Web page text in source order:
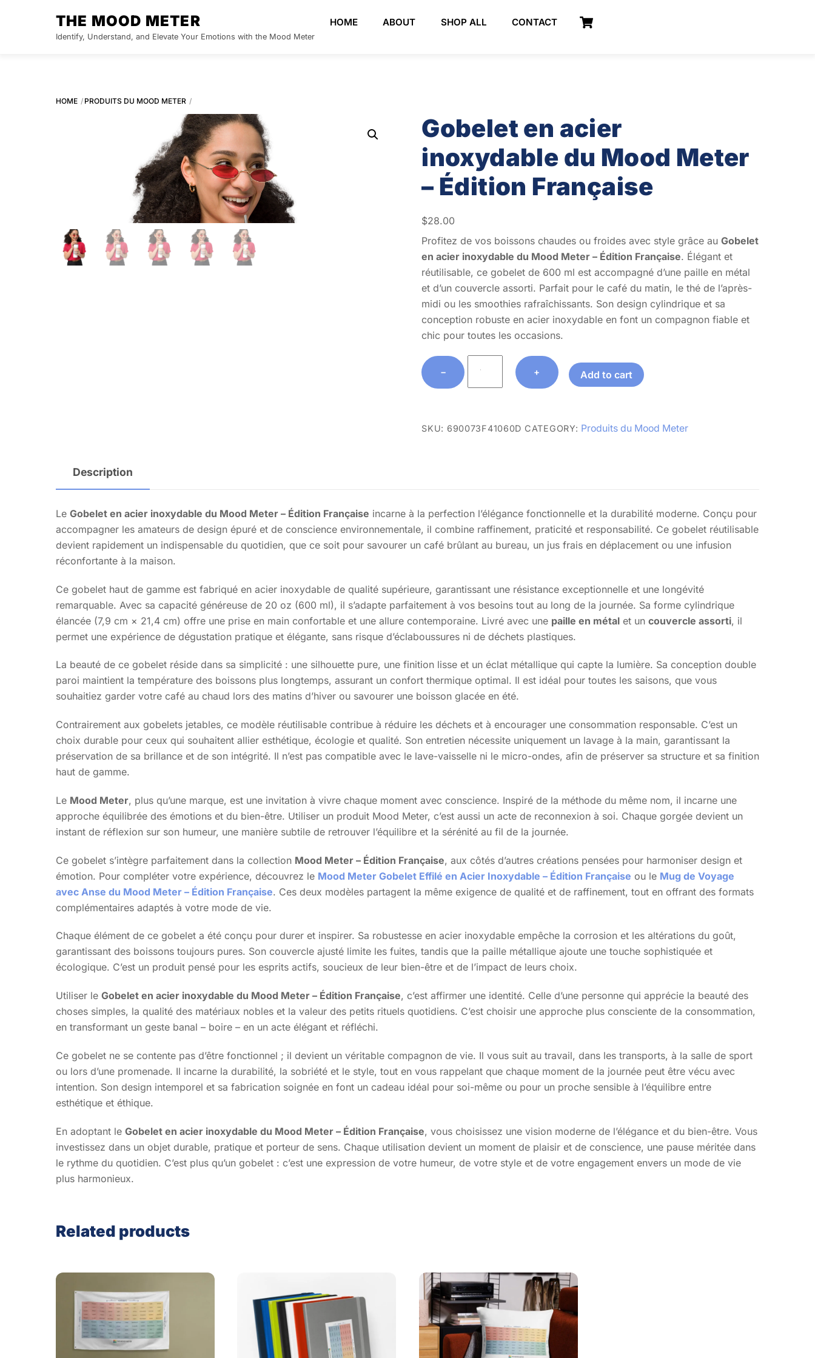
THE MOOD METER
Identify, Understand, and Elevate Your Emotions with the Mood Meter
HOME ABOUT SHOP ALL CONTACT
HOME PRODUITS DU MOOD METER
Gobelet en acier
inoxydable du Mood Meter
– Édition Française
$28.00
Profitez de vos boissons chaudes ou froides avec style grâce auGobelet
en acier inoxydable du Mood Meter – Édition Française. Élégant et
réutilisable, ce gobelet de 600 ml est accompagné d’une paille en métal
et d’un couvercle assorti. Parfait pour le café du matin, le thé de l’après-
midi ou les smoothies rafraîchissants. Son design cylindrique et sa
conception robuste en acier inoxydable en font un compagnon fiable et
chic pour toutes les occasions.
−
du
quantity
+ Add to cart
SKU: 690073F41060D CATEGORY: Produits du Mood Meter
Description
Le Gobelet en acier inoxydable du Mood Meter – Édition Française incarne à la perfection l’élégance fonctionnelle et la durabilité moderne. Conçu pour
accompagner les amateurs de design épuré et de conscience environnementale, il combine raffinement, praticité et responsabilité. Ce gobelet réutilisable
devient rapidement un indispensable du quotidien, que ce soit pour savourer un café brûlant au bureau, un jus frais en déplacement ou une infusion
réconfortante à la maison.
Ce gobelet haut de gamme est fabriqué en acier inoxydable de qualité supérieure, garantissant une résistance exceptionnelle et une longévité
remarquable. Avec sa capacité généreuse de 20 oz (600 ml), il s’adapte parfaitement à vos besoins tout au long de la journée. Sa forme cylindrique
élancée (7,9 cm × 21,4 cm) offre une prise en main confortable et une allure contemporaine. Livré avec une paille en métal et un couvercle assorti, il
permet une expérience de dégustation pratique et élégante, sans risque d’éclaboussures ni de déchets plastiques.
La beauté de ce gobelet réside dans sa simplicité : une silhouette pure, une finition lisse et un éclat métallique qui capte la lumière. Sa conception double
paroi maintient la température des boissons plus longtemps, assurant un confort thermique optimal. Il est idéal pour toutes les saisons, que vous
souhaitiez garder votre café au chaud lors des matins d’hiver ou savourer une boisson glacée en été.
Contrairement aux gobelets jetables, ce modèle réutilisable contribue à réduire les déchets et à encourager une consommation responsable. C’est un
choix durable pour ceux qui souhaitent allier esthétique, écologie et qualité. Son entretien nécessite uniquement un lavage à la main, garantissant la
préservation de sa brillance et de son intégrité. Il n’est pas compatible avec le lave-vaisselle ni le micro-ondes, afin de préserver sa structure et sa finition
haut de gamme.
Le Mood Meter, plus qu’une marque, est une invitation à vivre chaque moment avec conscience. Inspiré de la méthode du même nom, il incarne une
approche équilibrée des émotions et du bien-être. Utiliser un produit Mood Meter, c’est aussi un acte de reconnexion à soi. Chaque gorgée devient un
instant de réflexion sur son humeur, une manière subtile de retrouver l’équilibre et la sérénité au fil de la journée.
Ce gobelet s’intègre parfaitement dans la collection Mood Meter – Édition Française, aux côtés d’autres créations pensées pour harmoniser design et
émotion. Pour compléter votre expérience, découvrez le Mood Meter Gobelet Effilé en Acier Inoxydable – Édition Française ou le Mug de Voyage
avec Anse du Mood Meter – Édition Française. Ces deux modèles partagent la même exigence de qualité et de raffinement, tout en offrant des formats
complémentaires adaptés à votre mode de vie.
Chaque élément de ce gobelet a été conçu pour durer et inspirer. Sa robustesse en acier inoxydable empêche la corrosion et les altérations du goût,
garantissant des boissons toujours pures. Son couvercle ajusté limite les fuites, tandis que la paille métallique ajoute une touche sophistiquée et
écologique. C’est un produit pensé pour les esprits actifs, soucieux de leur bien-être et de l’impact de leurs choix.
Utiliser le Gobelet en acier inoxydable du Mood Meter – Édition Française, c’est affirmer une identité. Celle d’une personne qui apprécie la beauté des
choses simples, la qualité des matériaux nobles et la valeur des petits rituels quotidiens. C’est choisir une approche plus consciente de la consommation,
en transformant un geste banal – boire – en un acte élégant et réfléchi.
Ce gobelet ne se contente pas d’être fonctionnel ; il devient un véritable compagnon de vie. Il vous suit au travail, dans les transports, à la salle de sport
ou lors d’une promenade. Il incarne la durabilité, la sobriété et le style, tout en vous rappelant que chaque moment de la journée peut être vécu avec
intention. Son design intemporel et sa fabrication soignée en font un cadeau idéal pour soi-même ou pour un proche sensible à l’équilibre entre
esthétique et éthique.
En adoptant le Gobelet en acier inoxydable du Mood Meter – Édition Française, vous choisissez une vision moderne de l’élégance et du bien-être. Vous
investissez dans un objet durable, pratique et porteur de sens. Chaque utilisation devient un moment de plaisir et de conscience, une pause méritée dans
le rythme du quotidien. C’est plus qu’un gobelet : c’est une expression de votre humeur, de votre style et de votre engagement envers un mode de vie
plus harmonieux.
Related products